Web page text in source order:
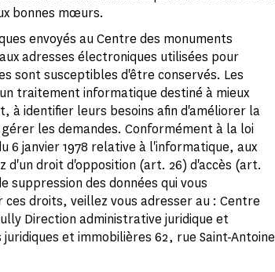
bonnes mœurs.
envoyés au Centre des monuments
adresses électroniques utilisées pour
sont susceptibles d'être conservés. Les
traitement informatique destiné à mieux
à identifier leurs besoins afin d'améliorer la
les demandes. Conformément à la loi
6 janvier 1978 relative à l'informatique, aux
d'un droit d'opposition (art. 26) d'accès (art.
suppression des données qui vous
ces droits, veillez vous adresser au : Centre
Direction administrative juridique et
et immobilières 62, rue Saint-Antoine